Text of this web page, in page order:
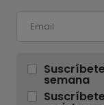
semana